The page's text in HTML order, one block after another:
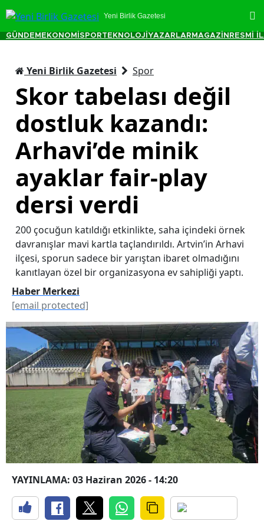
Yeni Birlik Gazetesi
GÜNDEM EKONOMİ SPORTEKNOLOJİ YAZARLAR MAGAZİN RESMİ
Yeni Birlik Gazetesi Spor
Skor tabelası değil
dostluk kazandı:
Arhavi’de minik
ayaklar fair-play
dersi verdi
200 çocuğun katıldığı etkinlikte, saha içindeki örnek
davranışlar mavi kartla taçlandırıldı. Artvin’in Arhavi
ilçesi, sporun sadece bir yarıştan ibaret olmadığını
kanıtlayan özel bir organizasyona ev sahipliği yaptı.
Haber Merkezi
[email protected]
YAYINLAMA: 03 Haziran 2026 - 14:20